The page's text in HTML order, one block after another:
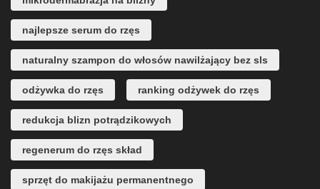
najlepsze serum do rzęs
naturalny szampon do włosów nawilżający bez sls
odżywka do rzęs ranking odżywek do rzęs
redukcja blizn potrądzikowych
regenerum do rzęs skład
sprzęt do makijażu permanentnego